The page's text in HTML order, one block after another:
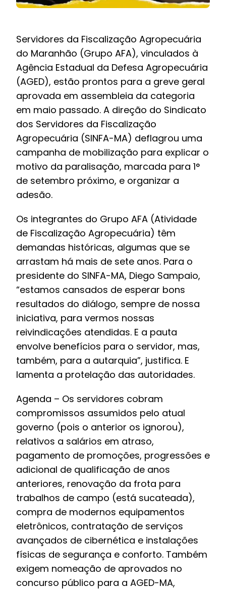
PCCR JÁ – Galeria
Servidores da Fiscalização Agropecuária
do Maranhão (Grupo AFA), vinculados à
Agência Estadual da Defesa Agropecuária
(AGED), estão prontos para a greve geral
aprovada em assembleia da categoria
em maio passado. A direção do Sindicato
dos Servidores da Fiscalização
Agropecuária (SINFA-MA) deflagrou uma
campanha de mobilização para explicar o
motivo da paralisação, marcada para 1°
de setembro próximo, e organizar a
adesão.
Os integrantes do Grupo AFA (Atividade
de Fiscalização Agropecuária) têm
demandas históricas, algumas que se
arrastam há mais de sete anos. Para o
presidente do SINFA-MA, Diego Sampaio,
“estamos cansados de esperar bons
resultados do diálogo, sempre de nossa
iniciativa, para vermos nossas
reivindicações atendidas. E a pauta
envolve benefícios para o servidor, mas,
também, para a autarquia”, justifica. E
lamenta a protelação das autoridades.
Agenda – Os servidores cobram
compromissos assumidos pelo atual
governo (pois o anterior os ignorou),
relativos a salários em atraso,
pagamento de promoções, progressões e
adicional de qualificação de anos
anteriores, renovação da frota para
trabalhos de campo (está sucateada),
compra de modernos equipamentos
eletrônicos, contratação de serviços
avançados de cibernética e instalações
físicas de segurança e conforto. Também
exigem nomeação de aprovados no
concurso público para a AGED-MA,